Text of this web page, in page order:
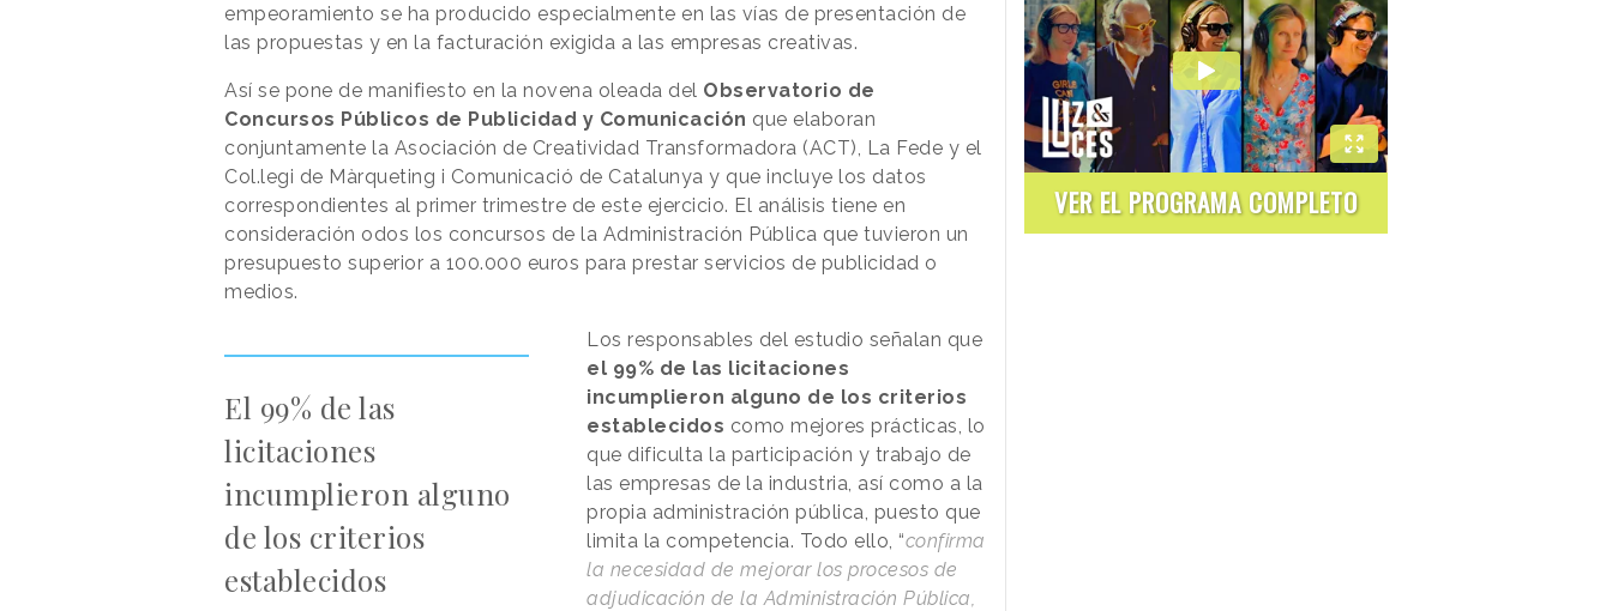
empeoramiento se ha producido especialmente en las vías de presentación de
las propuestas y en la facturación exigida a las empresas creativas.
Así se pone de manifiesto en la novena oleada del Observatorio de
Concursos Públicos de Publicidad y Comunicación que elaboran
conjuntamente la Asociación de Creatividad Transformadora (ACT), La Fede y el
Col.legi de Màrqueting i Comunicació de Catalunya y que incluye los datos
correspondientes al primer trimestre de este ejercicio. El análisis tiene en
consideración odos los concursos de la Administración Pública que tuvieron un
presupuesto superior a 100.000 euros para prestar servicios de publicidad o
medios.
El 99% de las
licitaciones
incumplieron alguno
de los criterios
establecidos
Los responsables del estudio señalan que
el 99% de las licitaciones
incumplieron alguno de los criterios
establecidos como mejores prácticas, lo
que dificulta la participación y trabajo de
las empresas de la industria, así como a la
propia administración pública, puesto que
limita la competencia. Todo ello, “confirma
la necesidad de mejorar los procesos de
adjudicación de la Administración Pública,
VER EL PROGRAMA COMPLETO